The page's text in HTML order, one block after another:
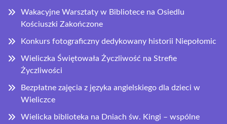
Wakacyjne Warsztaty w Bibliotece na Osiedlu
Kościuszki Zakończone
Konkurs fotograficzny dedykowany historii Niepołomic
Wieliczka Świętowała Życzliwość na Strefie
Życzliwości
Bezpłatne zajęcia z języka angielskiego dla dzieci w
Wieliczce
Wielicka biblioteka na Dniach św. Kingi – wspólne